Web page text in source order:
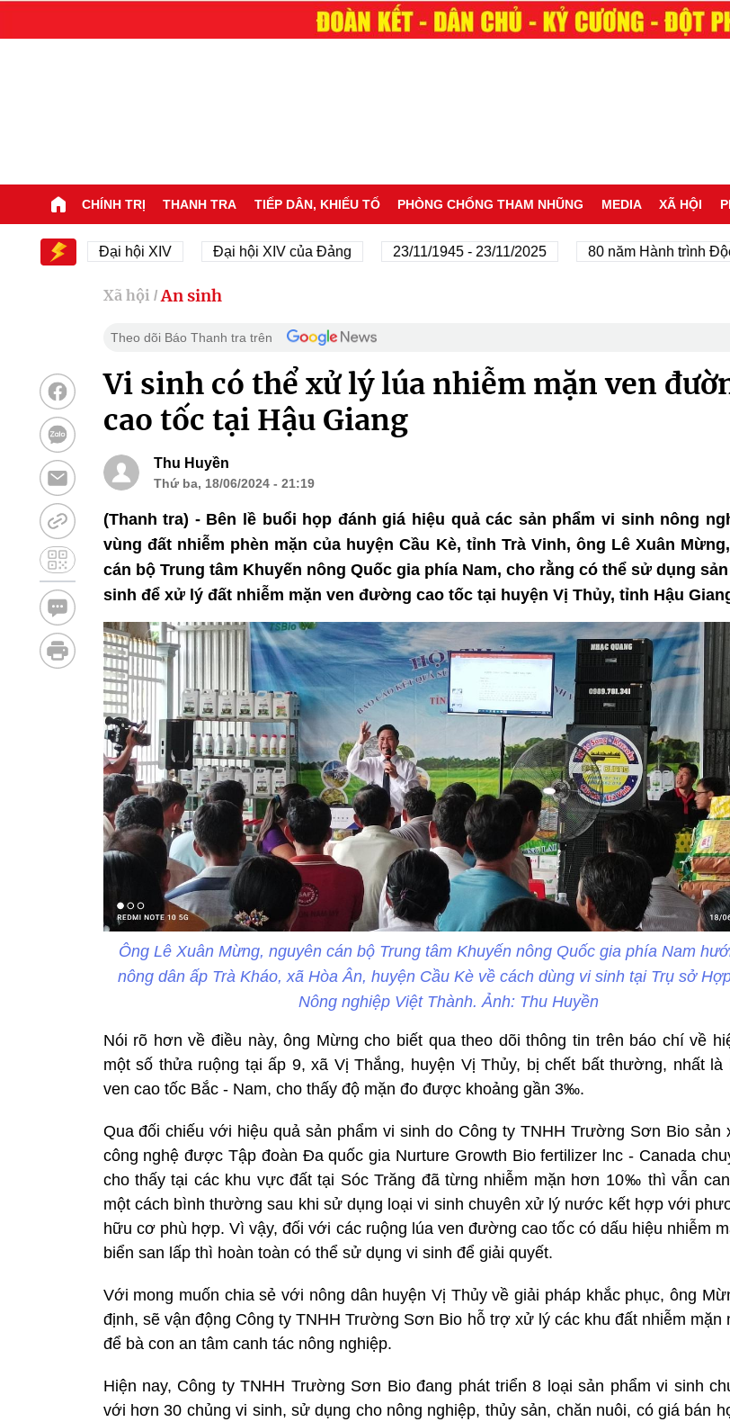
CHÍNH TRỊ THANH TRA TIẾP DÂN, KHIẾU TỐ PHÒNG CHỐNG THAM NHŨNG MEDIA XÃ HỘI
Đại hội XIV Đại hội XIV của Đảng 23/11/1945 - 23/11/2025 80 năm Hành trình Độc lập -
Xã hội / An sinh
Theo dõi Báo Thanh tra trên
Vi sinh có thể xử lý lúa nhiễm mặn ven
cao tốc tại Hậu Giang
Thu Huyền
Thứ ba, 18/06/2024 - 21:19
(Thanh tra) - Bên lề buổi họp đánh giá hiệu quả các sản phẩm vi sinh nông
vùng đất nhiễm phèn mặn của huyện Cầu Kè, tỉnh Trà Vinh, ông Lê Xuân
cán bộ Trung tâm Khuyến nông Quốc gia phía Nam, cho rằng có thể sử dụng
sinh để xử lý đất nhiễm mặn ven đường cao tốc tại huyện Vị Thủy, tỉnh Hậu
Ông Lê Xuân Mừng, nguyên cán bộ Trung tâm Khuyến nông Quốc gia phía Nam
nông dân ấp Trà Kháo, xã Hòa Ân, huyện Cầu Kè về cách dùng vi sinh tại Trụ sở
Nông nghiệp Việt Thành. Ảnh: Thu Huyền
Nói rõ hơn về điều này, ông Mừng cho biết qua theo dõi thông tin trên báo chí về
một số thửa ruộng tại ấp 9, xã Vị Thắng, huyện Vị Thủy, bị chết bất thường, nhất là
ven cao tốc Bắc - Nam, cho thấy độ mặn đo được khoảng gần 3‰.
Qua đối chiếu với hiệu quả sản phẩm vi sinh do Công ty TNHH Trường Sơn Bio sản
công nghệ được Tập đoàn Đa quốc gia Nurture Growth Bio fertilizer lnc - Canada
cho thấy tại các khu vực đất tại Sóc Trăng đã từng nhiễm mặn hơn 10‰ thì vẫn
một cách bình thường sau khi sử dụng loại vi sinh chuyên xử lý nước kết hợp với
hữu cơ phù hợp. Vì vậy, đối với các ruộng lúa ven đường cao tốc có dấu hiệu nhiễm
biển san lấp thì hoàn toàn có thể sử dụng vi sinh để giải quyết.
Với mong muốn chia sẻ với nông dân huyện Vị Thủy về giải pháp khắc phục, ông
định, sẽ vận động Công ty TNHH Trường Sơn Bio hỗ trợ xử lý các khu đất nhiễm mặn
để bà con an tâm canh tác nông nghiệp.
Hiện nay, Công ty TNHH Trường Sơn Bio đang phát triển 8 loại sản phẩm vi sinh
với hơn 30 chủng vi sinh, sử dụng cho nông nghiệp, thủy sản, chăn nuôi, có giá bán